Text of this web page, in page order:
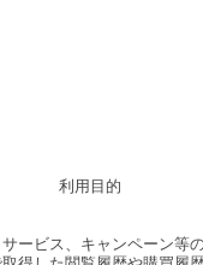
利用目的
ービス、キャンペーン等